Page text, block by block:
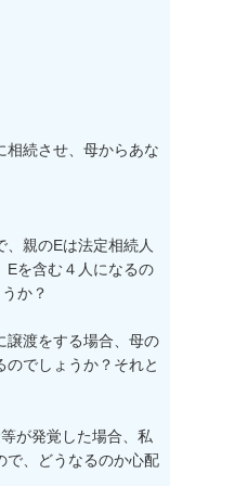
相続させ、母からあな
親のEは法定相続人
Eを含む４人になるの
か？
譲渡をする場合、母の
でしょうか？それと
が発覚した場合、私
で、どうなるのか心配